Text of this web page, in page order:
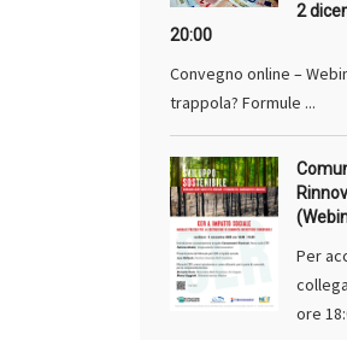
2
20:00
Convegno online –
trappola? Formule ...
Per
ore